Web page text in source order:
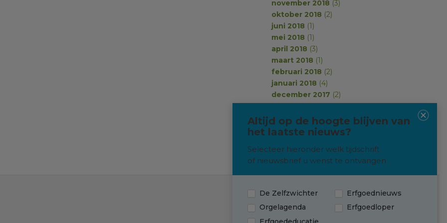
november 2018 (3)
oktober 2018 (2)
juni 2018 (1)
mei 2018 (1)
april 2018 (3)
maart 2018 (1)
februari 2018 (2)
januari 2018 (4)
december 2017 (2)
november 2017(2)
oktober 2017(1)
september 2017(2)
Contact
Altijd op de hoogte blijven van
het laatste nieuws?
Selecteer hieronder welk tijdschrift
of nieuwsbrief u wenst te ontvangen
De Zelfzwichter
Erfgoednieuws
Orgelagenda
Erfgoedloper